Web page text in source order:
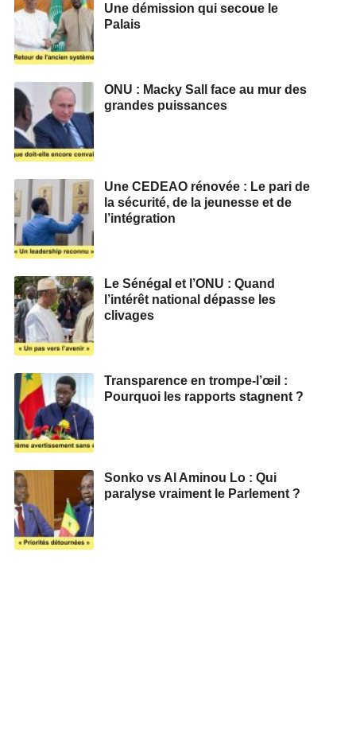
Une démission qui secoue le
Palais
ONU : Macky Sall face au mur des
grandes puissances
Une CEDEAO rénovée : Le pari de
la sécurité, de la jeunesse et de
l’intégration
Le Sénégal et l’ONU : Quand
l’intérêt national dépasse les
clivages
Transparence en trompe-l’œil :
Pourquoi les rapports stagnent ?
Sonko vs Al Aminou Lo : Qui
paralyse vraiment le Parlement ?